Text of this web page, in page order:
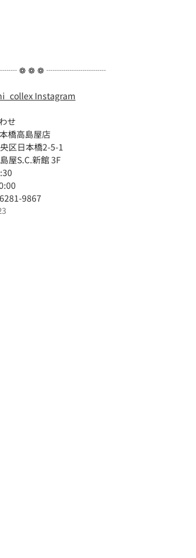
❁ ❁ ❁ ┈┈┈┈┈┈┈
Instagram
せ
橋高島屋店
区日本橋2-5-1
屋S.C.新館 3F
9867